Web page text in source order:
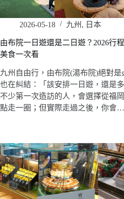
2026-05-18 九州 , 日本
由布院一日遊還是二日遊？2026行
美食一次看
九州自由行，由布院(湯布院)絕對
也在糾結：「該安排一日遊，還是
不少第一次造訪的人，會選擇從福
點走一圈；但實際走過之後，你會…